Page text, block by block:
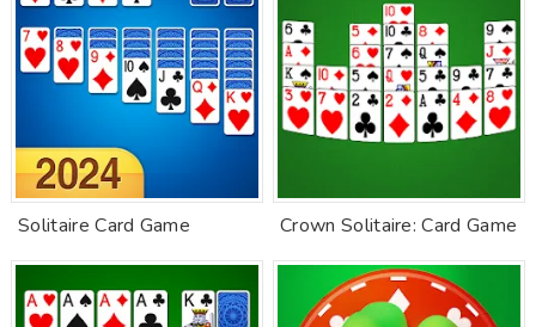
Solitaire Card Game Crown Solitaire: Card Game